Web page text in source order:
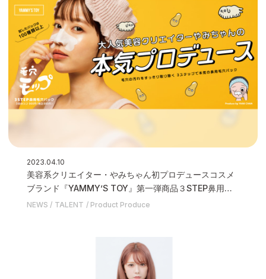
2023.04.10
美容系クリエイター・やみちゃん初プロデュースコスメ
ブランド『YAMMY’S TOY』第一弾商品３STEP鼻用毛
穴パック『毛穴モップ』が4月10日(月)販売開始いたしま
NEWS TALENT Product Produce